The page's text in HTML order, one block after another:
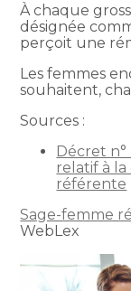
À chaque
désignée
perçoit une
Les femmes
souhaitent,
Sources :
Décret
relatif à la
référente
Sage-femme
WebLex